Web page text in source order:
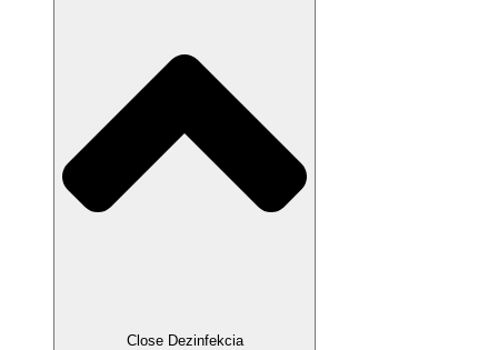
Close Dezinfekcia